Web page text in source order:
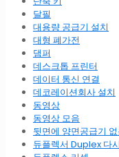
달필
대용량 공급기 설치
대형 폐가전
댐퍼
데스크톱 프린터
데이터 통신 연결
데코레이션회사 설치
동영상
동영상 모음
뒷면에 양면공급기
듀플렉서 Duplex 다